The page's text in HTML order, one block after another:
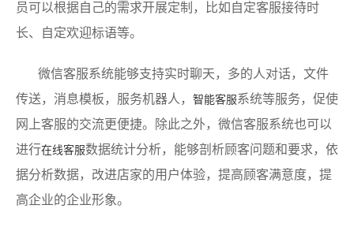
员可以根据自己的需求开展定制，比如自定客服接待时
长、自定欢迎标语等。
微信客服系统能够支持实时聊天，多的人对话，文件
传送，消息模板，服务机器人， 智能客服 系统等服务，促使
网上客服的交流更便捷。除此之外，微信客服系统也可以
进行在线客服数据统计分析，能够剖析顾客问题和要求，依
据分析数据，改进店家的用户体验，提高顾客满意度，提
高企业的企业形象。